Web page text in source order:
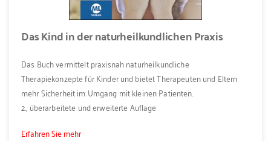
Das Kind in der naturheilkundlichen Praxis
Das Buch vermittelt praxisnah naturheilkundliche
Therapiekonzepte für Kinder und bietet Therapeuten und Eltern
mehr Sicherheit im Umgang mit kleinen Patienten.
2., überarbeitete und erweiterte Auflage
Erfahren Sie mehr